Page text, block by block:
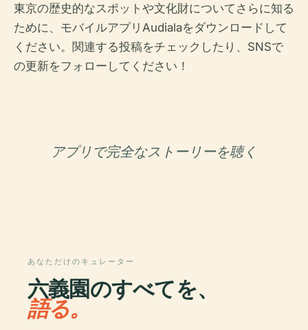
東京の歴史的なスポットや文化財についてさらに知る
ために、モバイルアプリAudialaをダウンロードして
ください。関連する投稿をチェックしたり、SNSで
の更新をフォローしてください！
アプリで完全なストーリーを聴く
あなただけのキュレーター
六義園のすべてを、
語る。